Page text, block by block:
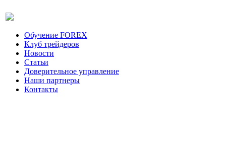
Обучение FOREX
Клуб трейдеров
Новости
Статьи
Доверительное управление
Наши партнеры
Контакты